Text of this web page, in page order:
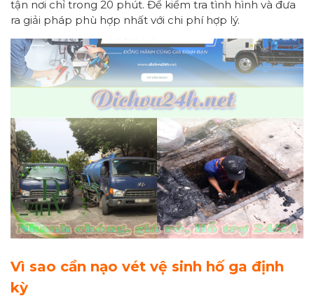
tận nơi chỉ trong 20 phút. Để kiểm tra tình hình và đưa
ra giải pháp phù hợp nhất với chi phí hợp lý.
Vì sao cần nạo vét vệ sinh hố ga định
kỳ